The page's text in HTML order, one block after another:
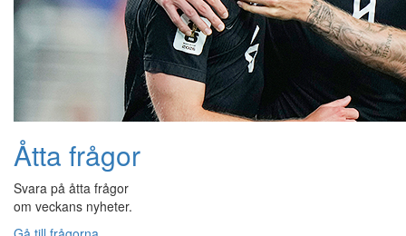
Åtta frågor
Svara på åtta frågor
om veckans nyheter.